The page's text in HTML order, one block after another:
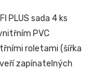
PLUS sada 4 ks
PVC
roletami (šířka
zapínatelných